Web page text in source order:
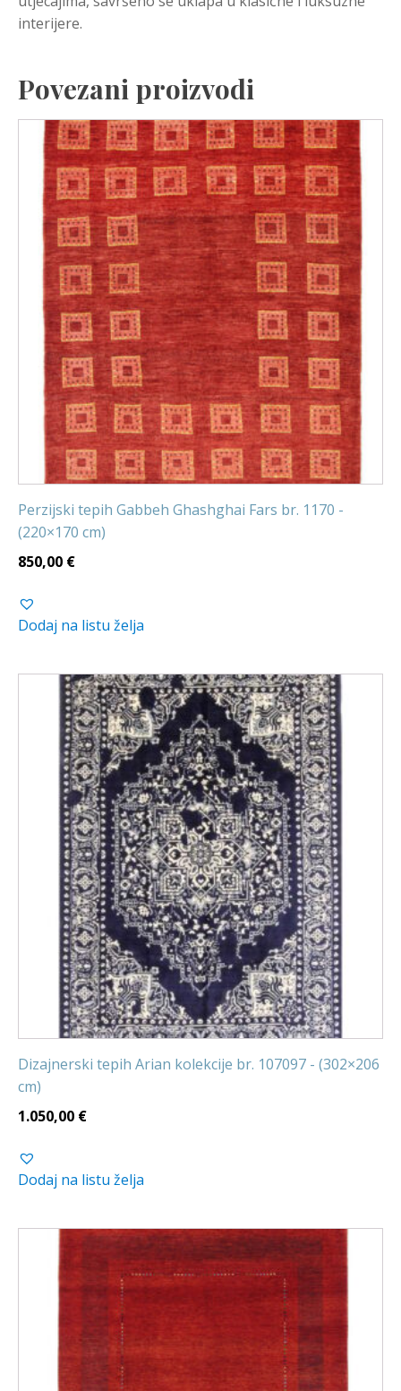
interijere.
Povezani proizvodi
Perzijski tepih Gabbeh Ghashghai Fars br. 1170 -
(220×170 cm)
850,00 €
Dodaj na listu želja
Dizajnerski tepih Arian kolekcije br. 107097 - (302×206
cm)
1.050,00 €
Dodaj na listu želja